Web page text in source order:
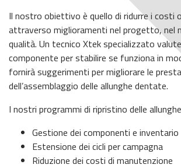
Il nostro obiettivo è quello di ridurre i costi
attraverso miglioramenti nel progetto, nel
qualità. Un tecnico Xtek specializzato
componente per stabilire se funziona in
fornirà suggerimenti per migliorare le
dell’assemblaggio delle allunghe dentate.
I nostri programmi di ripristino delle
Gestione dei componenti e inventario
Estensione dei cicli per campagna
Riduzione dei costi di manutenzione